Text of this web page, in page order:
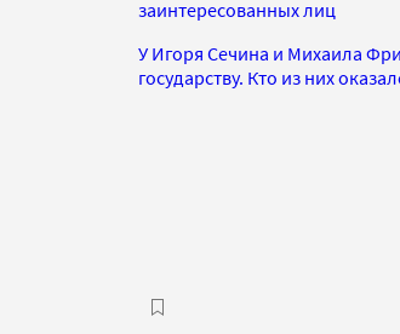
заинтересованных лиц
У Игоря Сечина и Михаила
государству. Кто из них